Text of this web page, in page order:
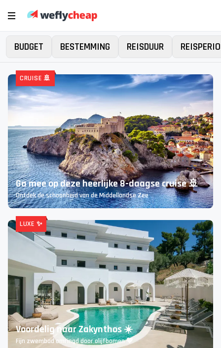
BUDGET BESTEMMING REISDUUR
Er is iets mis gegaan...
Bij het zoeken naar deals is er iets misgegaan. Probeer
het later nog eens. Excuses voor het ongemak.
Bekijk alle vakanties
CRUISE 🚢
Ga mee op deze heerlijke 8-daagse cruise 🚢
Ontdek de schoonheid van de Middellandse Zee
LUXE ✨